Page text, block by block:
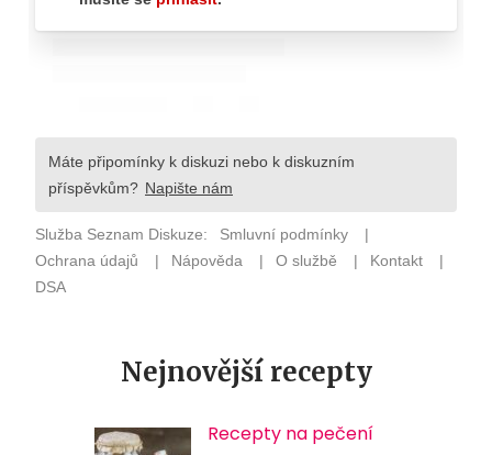
Nejnovější recepty
Recepty na pečení